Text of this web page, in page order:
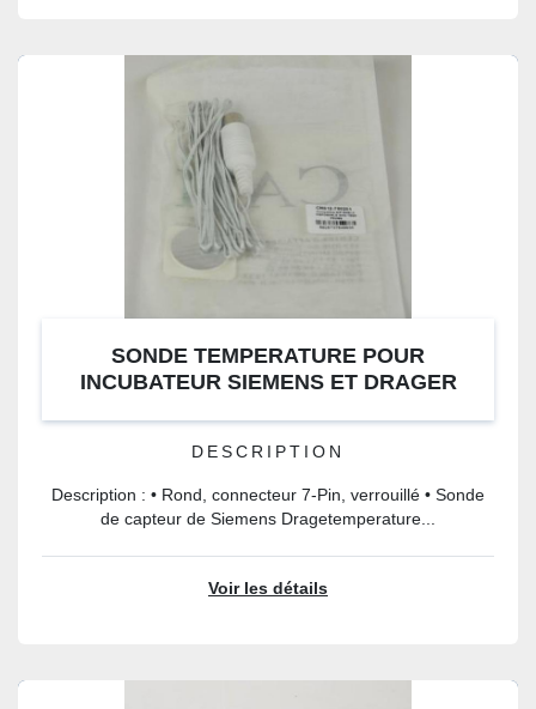
SONDE TEMPERATURE POUR
INCUBATEUR SIEMENS ET DRAGER
DESCRIPTION
Description : • Rond, connecteur 7-Pin, verrouillé • Sonde
de capteur de Siemens Dragetemperature...
Voir les détails